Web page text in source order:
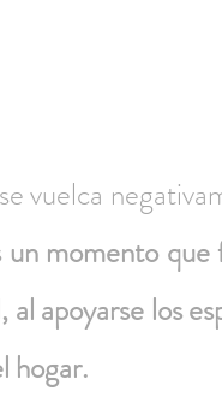
vuelca
un momento
apoyarse los
hogar.